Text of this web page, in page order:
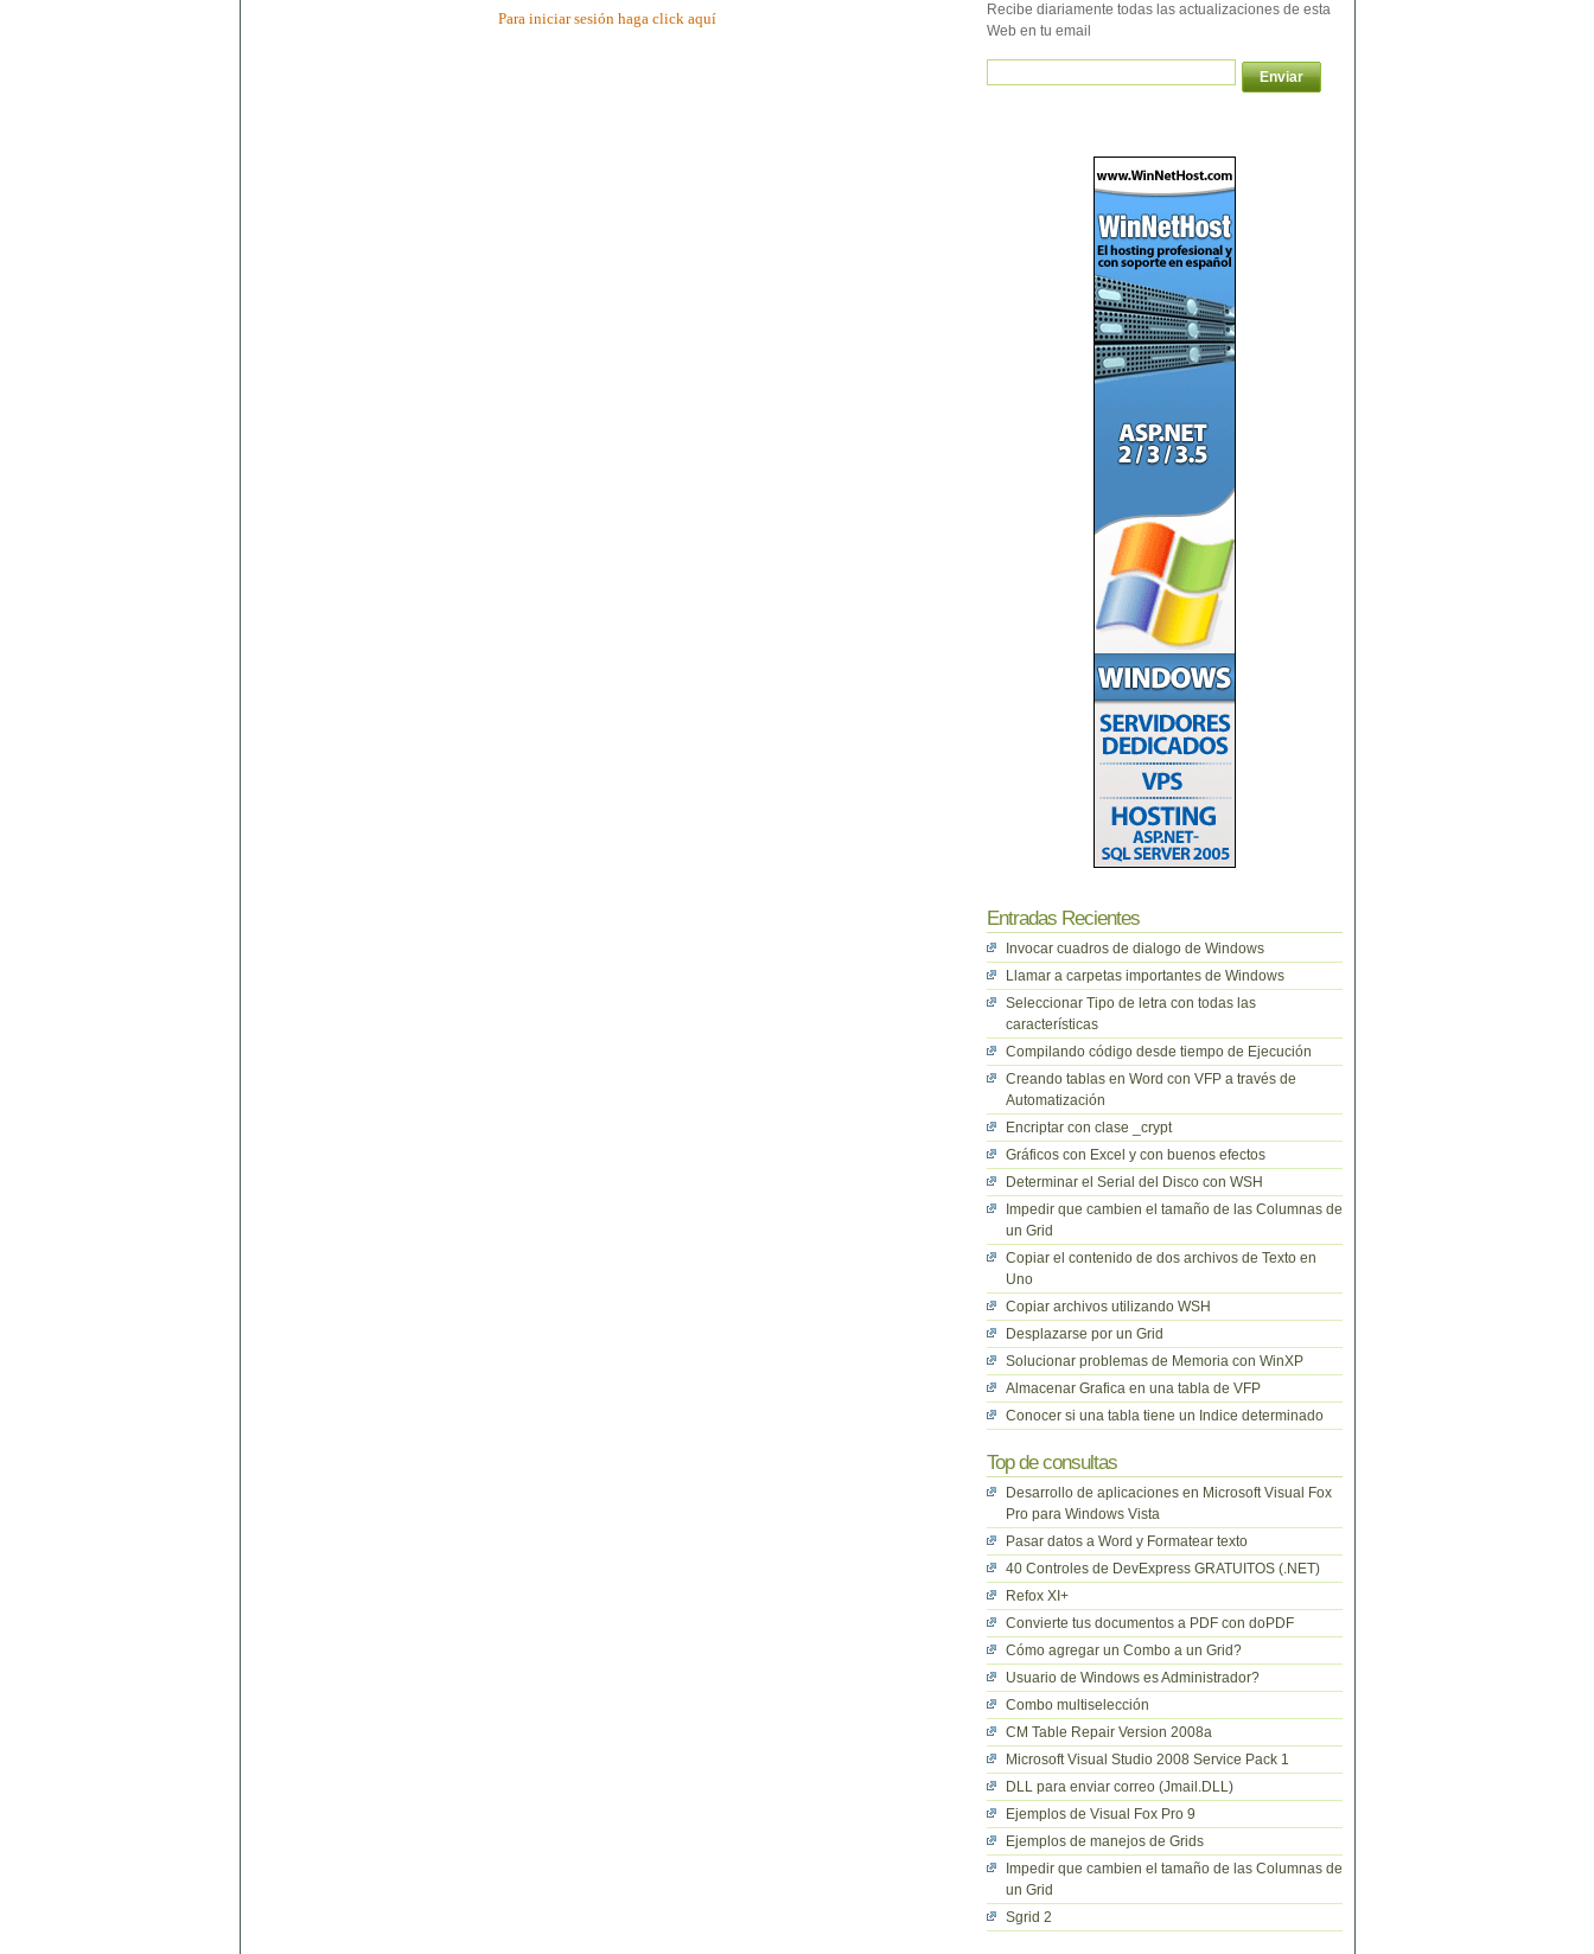
Para iniciar sesión haga click aquí
Recibe diariamente todas las actualizaciones de esta
Web en tu email
Entradas Recientes
Invocar cuadros de dialogo de Windows
Llamar a carpetas importantes de Windows
Seleccionar Tipo de letra con todas las
características
Compilando código desde tiempo de Ejecución
Creando tablas en Word con VFP a través de
Automatización
Encriptar con clase _crypt
Gráficos con Excel y con buenos efectos
Determinar el Serial del Disco con WSH
Impedir que cambien el tamaño de las Columnas de
un Grid
Copiar el contenido de dos archivos de Texto en
Uno
Copiar archivos utilizando WSH
Desplazarse por un Grid
Solucionar problemas de Memoria con WinXP
Almacenar Grafica en una tabla de VFP
Conocer si una tabla tiene un Indice determinado
Top de consultas
Desarrollo de aplicaciones en Microsoft Visual Fox
Pro para Windows Vista
Pasar datos a Word y Formatear texto
40 Controles de DevExpress GRATUITOS (.NET)
Refox XI+
Convierte tus documentos a PDF con doPDF
Cómo agregar un Combo a un Grid?
Usuario de Windows es Administrador?
Combo multiselección
CM Table Repair Version 2008a
Microsoft Visual Studio 2008 Service Pack 1
DLL para enviar correo (Jmail.DLL)
Ejemplos de Visual Fox Pro 9
Ejemplos de manejos de Grids
Impedir que cambien el tamaño de las Columnas de
un Grid
Sgrid 2